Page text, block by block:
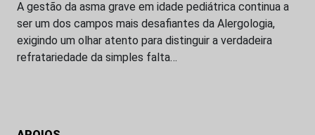
A gestão da asma grave em idade pediátrica continua a
ser um dos campos mais desafiantes da Alergologia,
exigindo um olhar atento para distinguir a verdadeira
refratariedade da simples falta…